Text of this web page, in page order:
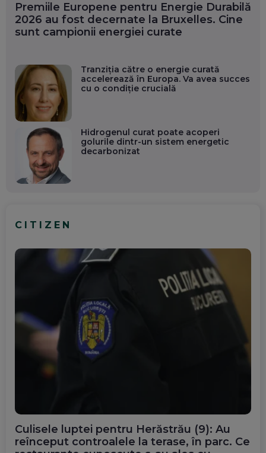
Premiile Europene pentru Energie Durabilă
2026 au fost decernate la Bruxelles. Cine
sunt campionii energiei curate
Tranziția către o energie curată
accelerează în Europa. Va avea succes
cu o condiție crucială
Hidrogenul curat poate acoperi
golurile dintr-un sistem energetic
decarbonizat
CITIZEN
Culisele luptei pentru Herăstrău (9): Au
reînceput controalele la terase, în parc. Ce